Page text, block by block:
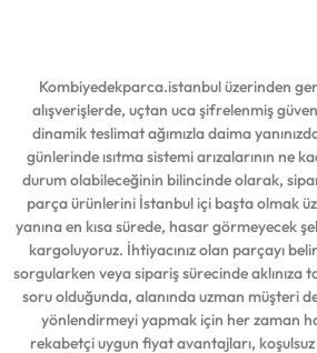
Kombiyedekparca.istanbul üzerinden
alışverişlerde, uçtan uca şifrelenmiş
dinamik teslimat ağımızla daima
günlerinde ısıtma sistemi arızalarının ne
durum olabileceğinin bilincinde olarak,
parça ürünlerini İstanbul içi başta olmak
yanına en kısa sürede, hasar görmeyecek
kargoluyoruz. İhtiyacınız olan parçayı
sorgularken veya sipariş sürecinde aklınıza
soru olduğunda, alanında uzman müşteri
yönlendirmeyi yapmak için her zaman
rekabetçi uygun fiyat avantajları, koşulsuz